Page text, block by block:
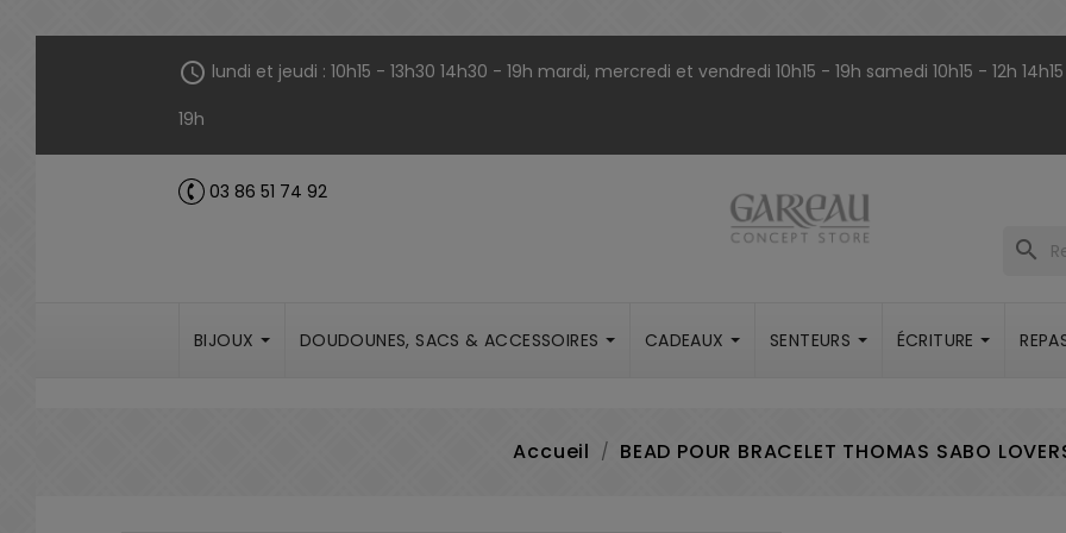
schedule lundi et jeudi : 10h15 - 13h30 14h30 - 19h mardi, mercredi et vendredi 10h15 - 19h samedi 10h15 - 12h
19h
call 03 86 51 74 92
search
BIJOUX DOUDOUNES, SACS & ACCESSOIRES CADEAUX SENTEURS ÉCRITURE
Accueil BEAD POUR BRACELET THOMAS SABO